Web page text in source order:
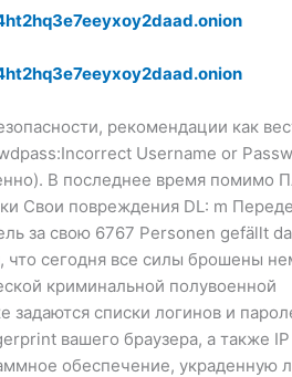
рекомендации как
Username or
В последнее время помимо
Свои повреждения DL: m
за свою 6767 Personen gefällt
что сегодня все силы брошены
криминальной полувоенной
списки логинов и
вашего браузера, а также
обеспечение, украденную